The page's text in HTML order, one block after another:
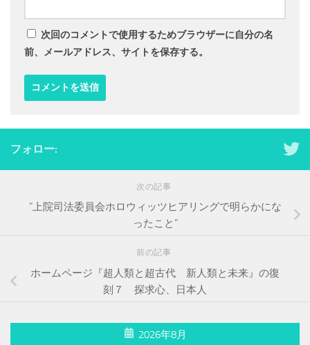
次回のコメントで使用するためブラウザーに自分の名
前、メールアドレス、サイトを保存する。
フォロー:
次の記事
”上院司法委員会ホロウィッツヒアリングで明らかにな
ったこと”
前の記事
ホームページ『超人類と超古代 新人類と未来』の復
刻７ 探求心、日本人
2026年8月